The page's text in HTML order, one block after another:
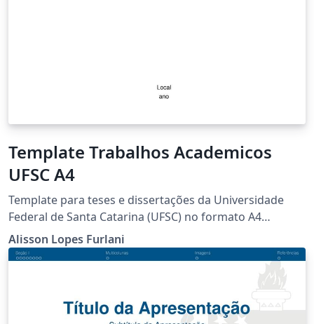
Template Trabalhos Academicos
UFSC A4
Template para teses e dissertações da Universidade
Federal de Santa Catarina (UFSC) no formato A4
utilizando a classe abntex2.
Alisson Lopes Furlani